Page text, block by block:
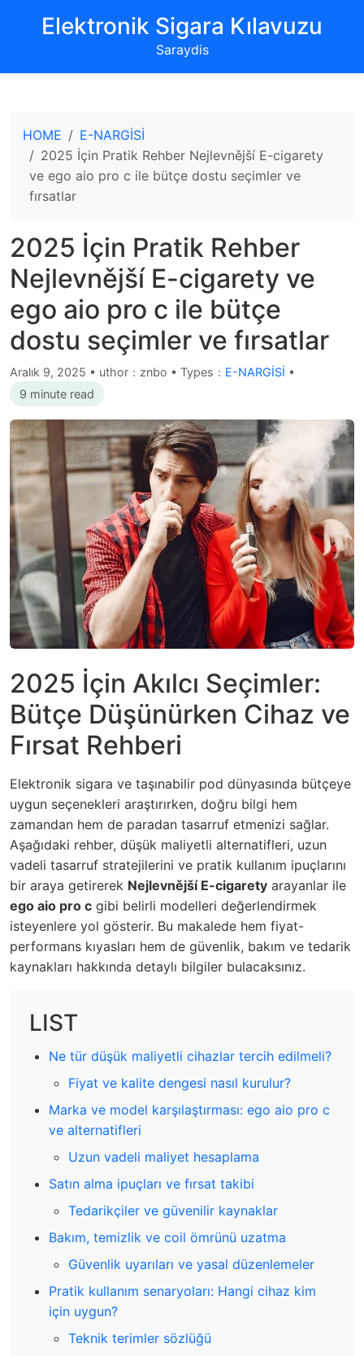
‌Elektronik Sigara Kılavuzu‌
Saraydis
HOME
E-NARGİSİ
2025 İçin Pratik Rehber Nejlevnější E-cigarety
ve ego aio pro c ile bütçe dostu seçimler ve
fırsatlar
2025 İçin Pratik Rehber
Nejlevnější E-cigarety ve
ego aio pro c ile bütçe
dostu seçimler ve fırsatlar
Aralık 9, 2025 • uthor：znbo • Types： E-NARGİSİ •
9 minute read
2025 İçin Akılcı Seçimler:
Bütçe Düşünürken Cihaz ve
Fırsat Rehberi
Elektronik sigara ve taşınabilir pod dünyasında bütçeye
uygun seçenekleri araştırırken, doğru bilgi hem
zamandan hem de paradan tasarruf etmenizi sağlar.
Aşağıdaki rehber, düşük maliyetli alternatifleri, uzun
vadeli tasarruf stratejilerini ve pratik kullanım ipuçlarını
bir araya getirerek Nejlevnější E-cigarety arayanlar ile
ego aio pro c gibi belirli modelleri değerlendirmek
isteyenlere yol gösterir. Bu makalede hem fiyat-
performans kıyasları hem de güvenlik, bakım ve tedarik
kaynakları hakkında detaylı bilgiler bulacaksınız.
LIST
Ne tür düşük maliyetli cihazlar tercih edilmeli?
Fiyat ve kalite dengesi nasıl kurulur?
Marka ve model karşılaştırması: ego aio pro c
ve alternatifleri
Uzun vadeli maliyet hesaplama
Satın alma ipuçları ve fırsat takibi
Tedarikçiler ve güvenilir kaynaklar
Bakım, temizlik ve coil ömrünü uzatma
Güvenlik uyarıları ve yasal düzenlemeler
Pratik kullanım senaryoları: Hangi cihaz kim
için uygun?
Teknik terimler sözlüğü